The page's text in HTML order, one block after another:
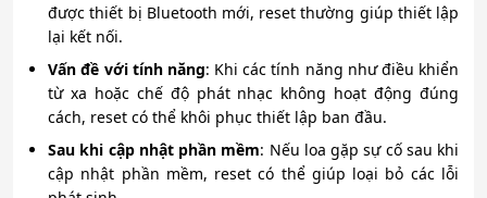
được thiết bị Bluetooth mới, reset thường giúp thiết lập
lại kết nối.
Vấn đề với tính năng: Khi các tính năng như điều khiển
từ xa hoặc chế độ phát nhạc không hoạt động đúng
cách, reset có thể khôi phục thiết lập ban đầu.
Sau khi cập nhật phần mềm: Nếu loa gặp sự cố sau khi
cập nhật phần mềm, reset có thể giúp loại bỏ các lỗi